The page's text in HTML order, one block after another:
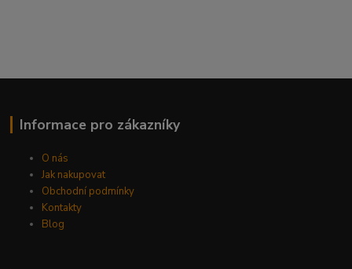
Informace pro zákazníky
O nás
Jak nakupovat
Obchodní podmínky
Kontakty
Blog